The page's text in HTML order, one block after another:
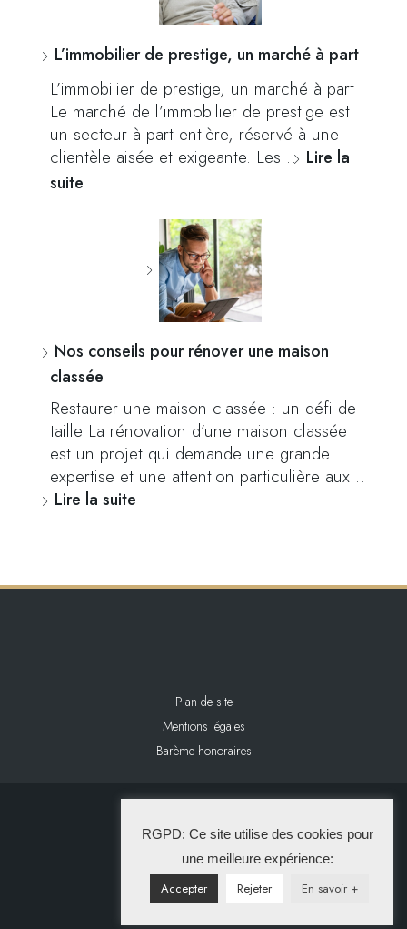
L’immobilier de prestige, un marché à part
L’immobilier de prestige, un marché à part
Le marché de l’immobilier de prestige est
un secteur à part entière, réservé à une
clientèle aisée et exigeante. Les… Lire la
suite
Nos conseils pour rénover une maison
classée
Restaurer une maison classée : un défi de
taille La rénovation d’une maison classée
est un projet qui demande une grande
expertise et une attention particulière aux…
Lire la suite
Plan de site
Mentions légales
Barème honoraires
La Solution Immo
RGPD: Ce site utilise des cookies pour
une meilleure expérience:
Accepter Rejeter En savoir +